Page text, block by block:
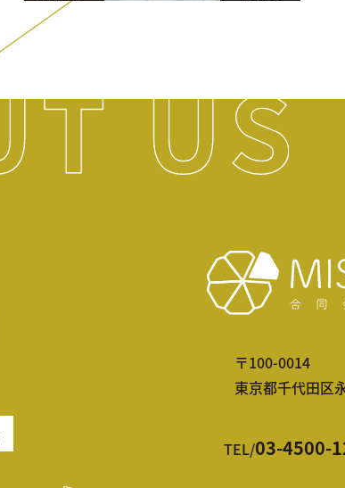
〒100-0014
東京都千代田区
TEL/03-4500-